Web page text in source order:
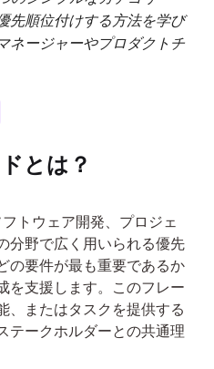
先順位付けする方法を学び
ネージャーやプロダクトチ
とは？
トウェア開発、プロジェ
分野で広く用いられる優先
の要件が最も重要であるか
を支援します。このフレー
、またはタスクを提供する
テークホルダーとの共通理